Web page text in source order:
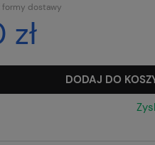
formy dostawy
DODAJ DO